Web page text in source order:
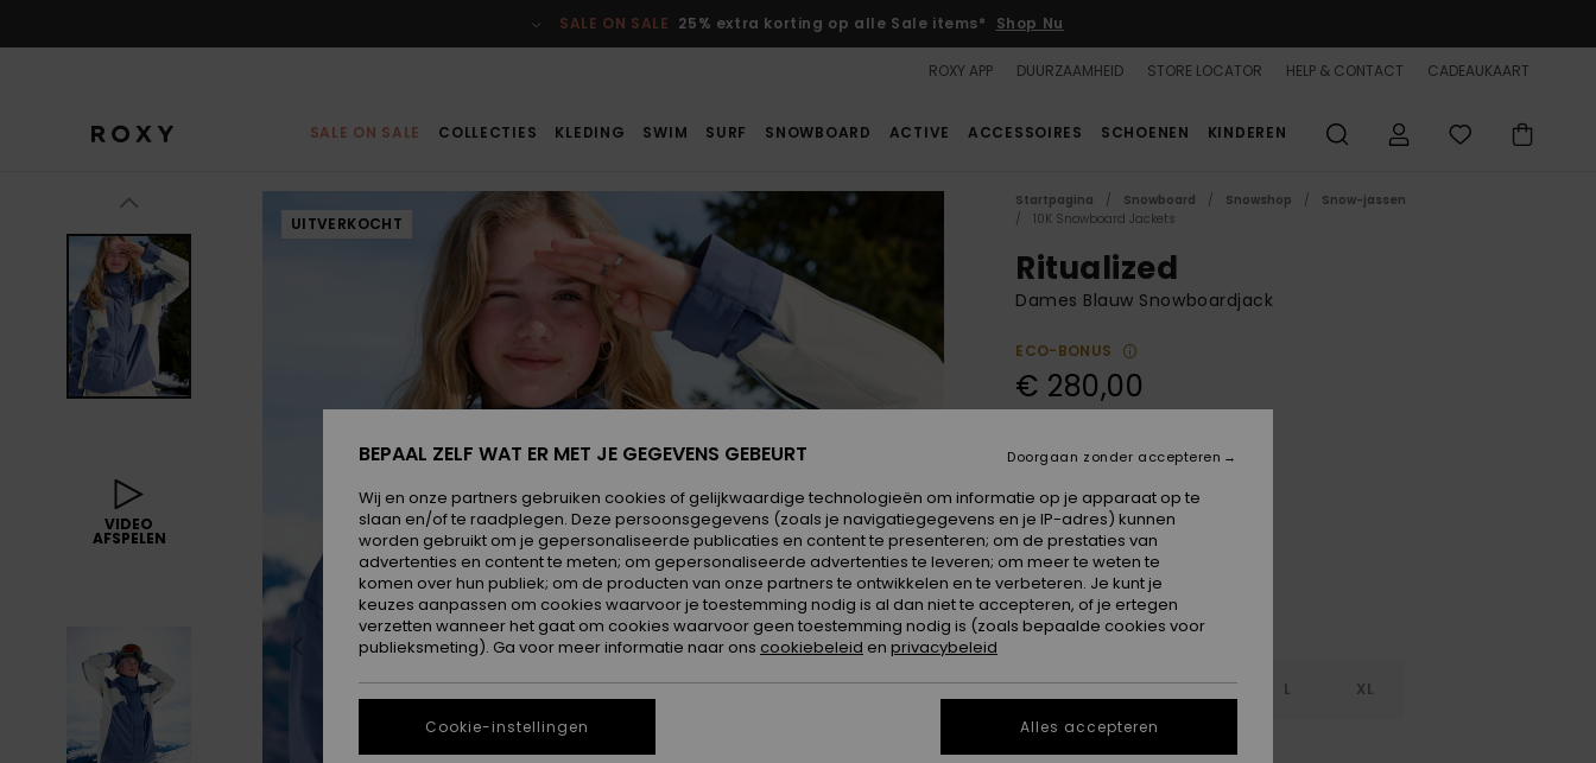
SALE ON SALE 25% extra korting op alle Sale items* Shop Nu
ROXY APP DUURZAAMHEID STORE LOCATOR HELP & CONTACT CADEAUKAART
SALE ON SALE COLLECTIES KLEDING SWIM SURF SNOWBOARD ACTIVE ACCESSOIRES SCHOENEN KINDEREN
VIDEO
AFSPELEN
UITVERKOCHT
Startpagina Snowboard Snowshop
Snow-jassen
10K Snowboard Jackets
Ritualized
Dames Blauw Snowboardjack
ECO-BONUS
€ 280,00
XS S M L XL
BEPAAL ZELF WAT ER MET JE GEGEVENS GEBEURT
Wij en onze partners gebruiken cookies of gelijkwaardige technologieën om informatie op je apparaat op te
slaan en/of te raadplegen. Deze persoonsgegevens (zoals je navigatiegegevens en je IP-adres) kunnen
worden gebruikt om je gepersonaliseerde publicaties en content te presenteren; om de prestaties van
advertenties en content te meten; om gepersonaliseerde advertenties te leveren; om meer te weten te
komen over hun publiek; om de producten van onze partners te ontwikkelen en te verbeteren. Je kunt je
keuzes aanpassen om cookies waarvoor je toestemming nodig is al dan niet te accepteren, of je ertegen
verzetten wanneer het gaat om cookies waarvoor geen toestemming nodig is (zoals bepaalde cookies voor
publieksmeting). Ga voor meer informatie naar ons cookiebeleid en privacybeleid
Cookie-instellingen
Doorgaan zonder accepteren
Alles accepteren